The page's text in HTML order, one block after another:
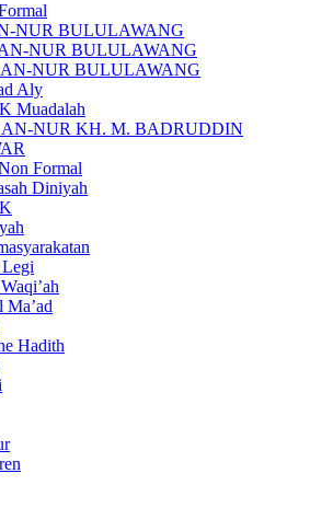
NUR BULULAWANG
NUR BULULAWANG
NUR BULULAWANG
Aly
Muadalah
AN-NUR KH. M. BADRUDDIN
Formal
Diniyah
Ma’ad
Hadith